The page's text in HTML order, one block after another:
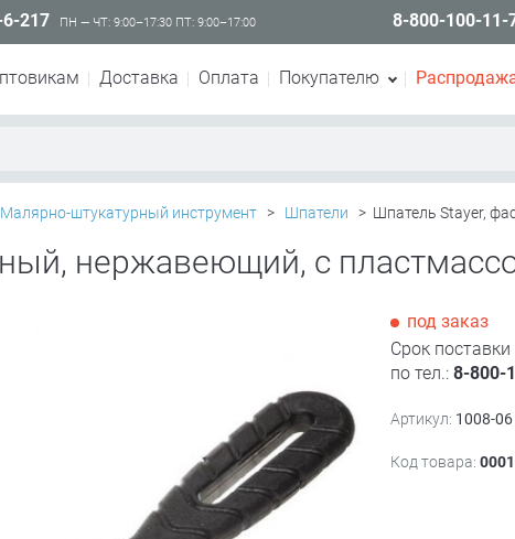
217 ПН — ЧТ: 9:00–17:30 ПТ: 9:00–17:00 8-800-100-11-
Доставка Оплата Покупателю
Малярно-штукатурный инструмент > Шпатели > Шпатель Stayer,
нержавеющий, с
под заказ
Срок
по тел.:8-800-
Артикул: 1008-06
Код товара: